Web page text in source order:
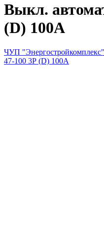
Выкл.
(D) 100А
ЧУП "Энергостройкомплекс"
47-100 3Р (D) 100А